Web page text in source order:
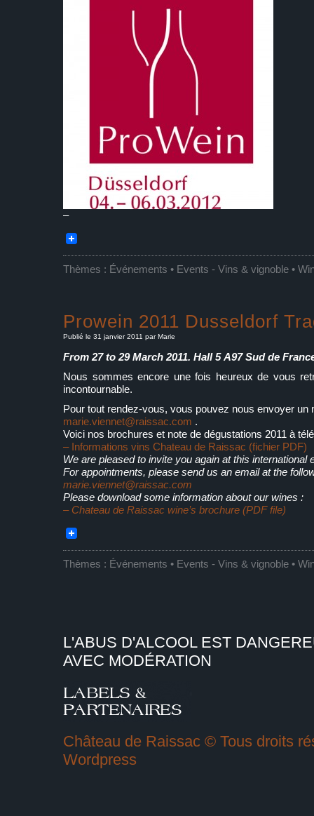
–
Thèmes : Événements • Events - Vins & vignoble •
Prowein 2011 Dusseldorf
Publié le 31 janvier 2011 par Marie
From 27 to 29 March 2011. Hall 5A97 Sud de
Nous sommes encore une fois heureux de vous
incontournable.
Pour tout rendez-vous, vous pouvez nous envoyer un
marie.viennet@raissac.com .
Voici nos brochures et note de dégustations 2011 à
– Informations vins Chateau de Raissac (fichier PDF)
We are pleased to invite you again at this international
For appointments, please send us an email at the
marie.viennet@raissac.com
Please download some information about our wines :
– Chateau de Raissac wine’s brochure (PDF file)
Thèmes : Événements • Events - Vins & vignoble •
L'ABUS D'ALCOOL EST
AVEC MODÉRATION
Château de Raissac © Tous droits
Wordpress